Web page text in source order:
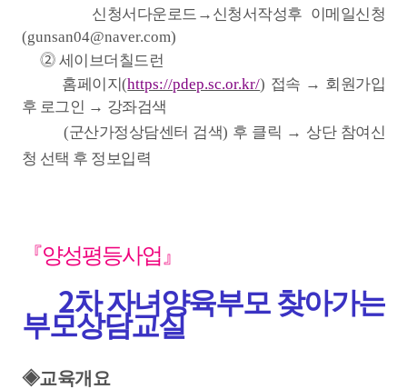
신청서다운로드 → 신청서작성후 이메일신청
(gunsan04@naver.com)
⓶ 세이브더칠드런
홈페이지(https://pdep.sc.or.kr/) 접속 → 회원가입
후 로그인 → 강좌검색
(군산가정상담센터 검색) 후 클릭 → 상단 참여신
청 선택 후 정보입력
『양성평등사업 』
2차 자녀양육부모 찾아가는
부모상담교실
◈교육개요